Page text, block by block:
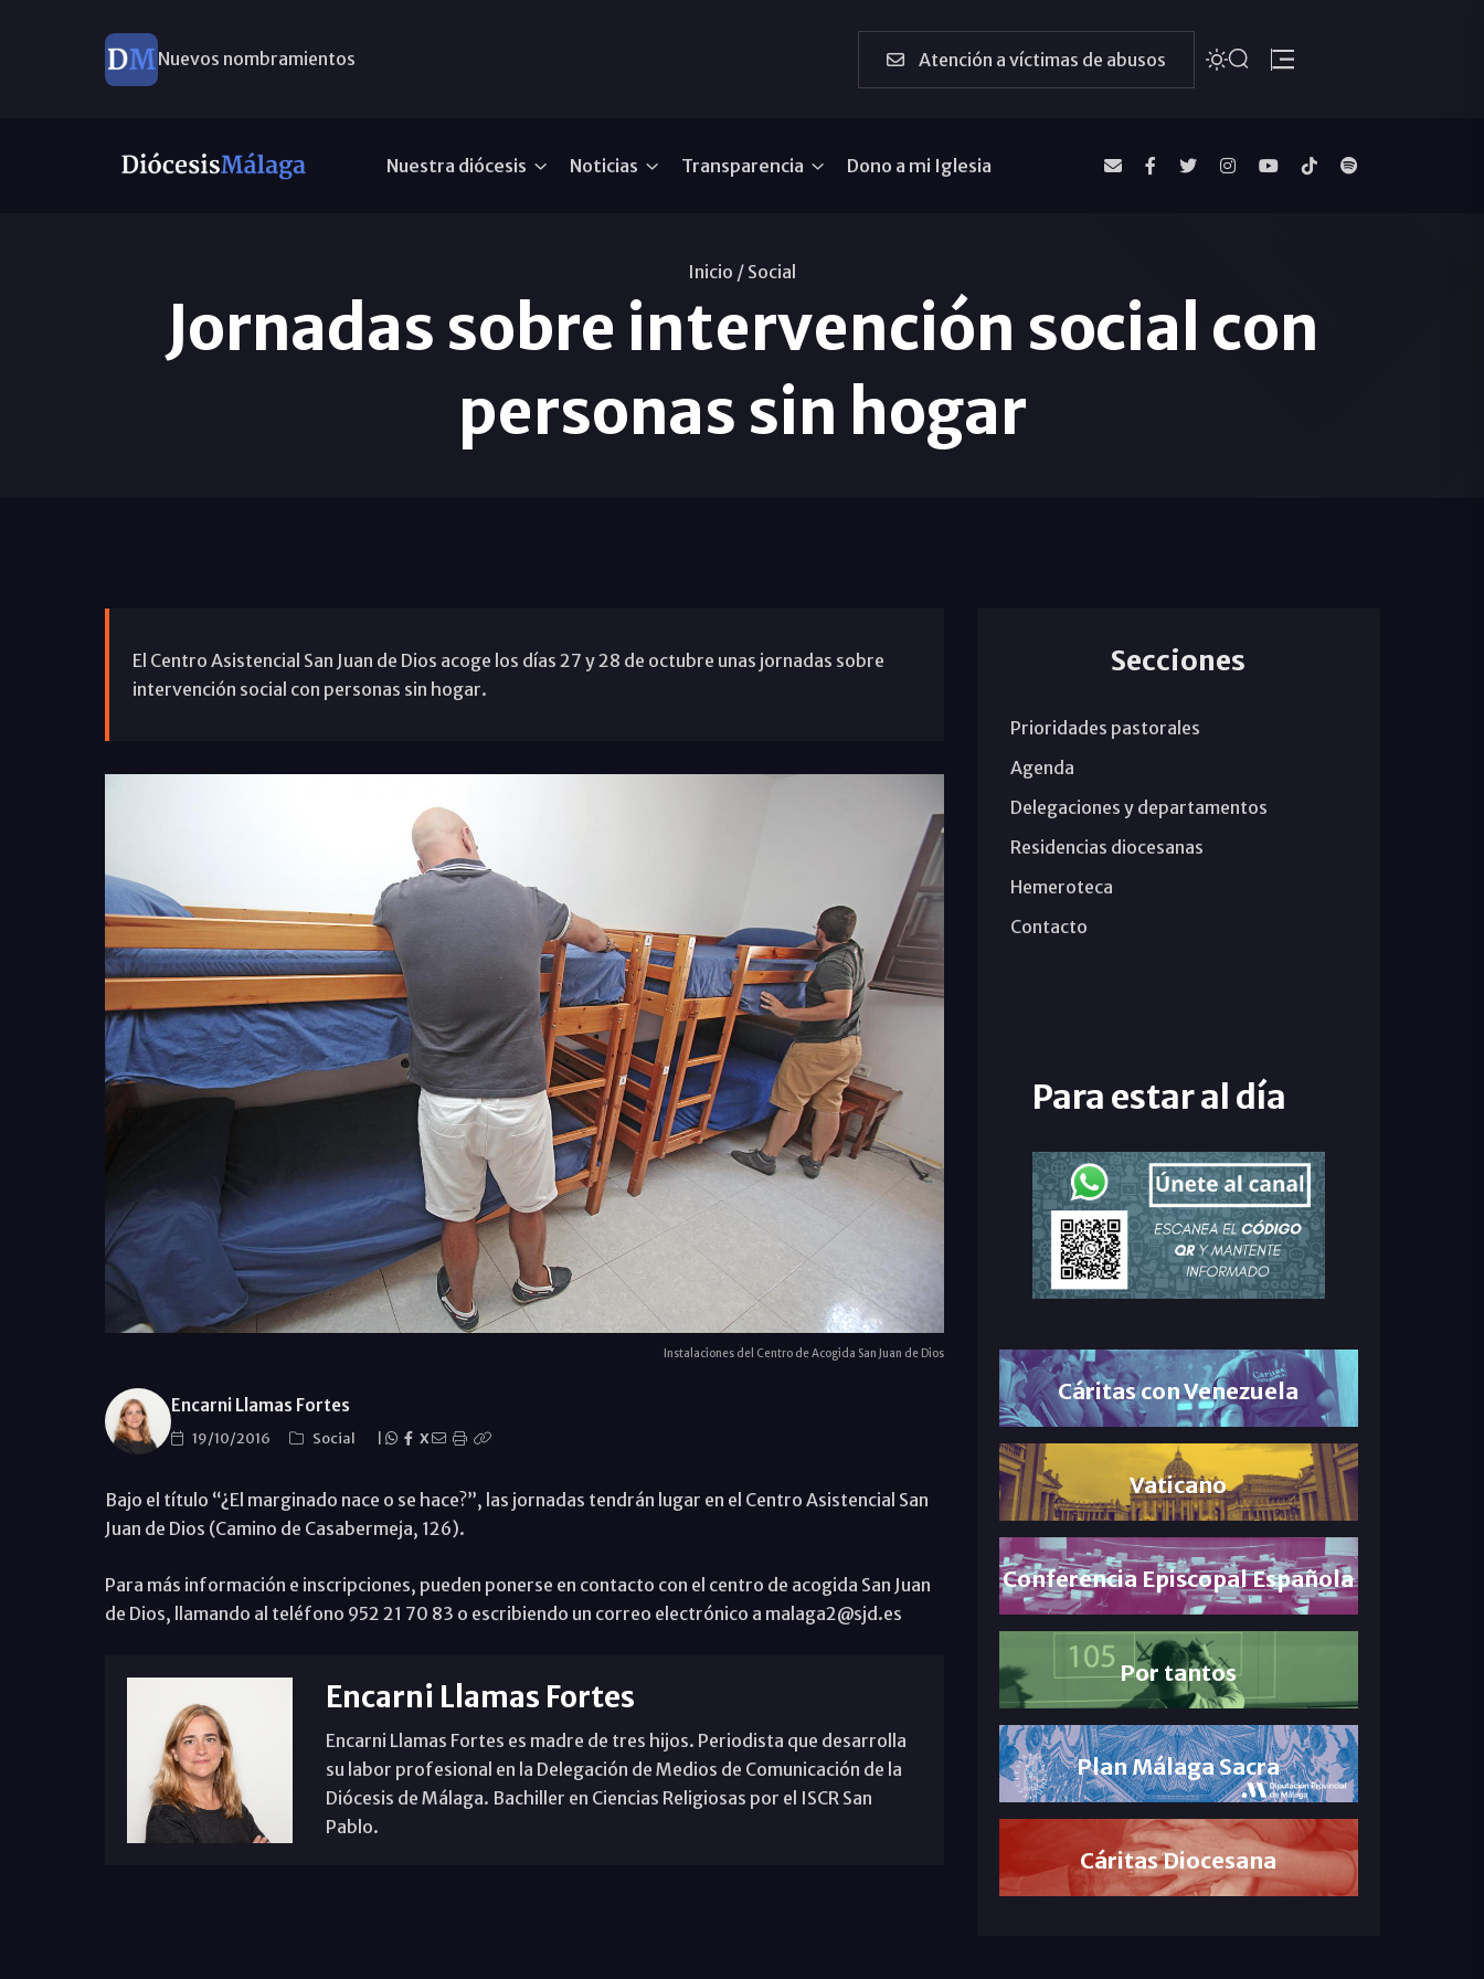
Nuevos nombramientos Atención a víctimas de abusos
Nuestra diócesis Noticias Transparencia Dono a mi Iglesia
Inicio / Social
Jornadas sobre intervención social con
personas sin hogar
El Centro Asistencial San Juan de Dios acoge los días 27 y 28 de octubre unas jornadas sobre
intervención social con personas sin hogar.
Instalaciones del Centro de Acogida San Juan de Dios
Encarni Llamas Fortes
19/10/2016 Social X
Bajo el título “¿El marginado nace o se hace?”, las jornadas tendrán lugar en el Centro Asistencial San
Juan de Dios (Camino de Casabermeja, 126).
Para más información e inscripciones, pueden ponerse en contacto con el centro de acogida San Juan
de Dios, llamando al teléfono 952 21 70 83 o escribiendo un correo electrónico a malaga2@sjd.es
Encarni Llamas Fortes
Encarni Llamas Fortes es madre de tres hijos. Periodista que desarrolla
su labor profesional en la Delegación de Medios de Comunicación de la
Diócesis de Málaga. Bachiller en Ciencias Religiosas por el ISCR San
Pablo.
Secciones
Prioridades pastorales
Agenda
Delegaciones y departamentos
Residencias diocesanas
Hemeroteca
Contacto
Para estar al día
Cáritas con Venezuela
Vaticano
Conferencia Episcopal Española
Por tantos
Plan Málaga Sacra
Cáritas Diocesana